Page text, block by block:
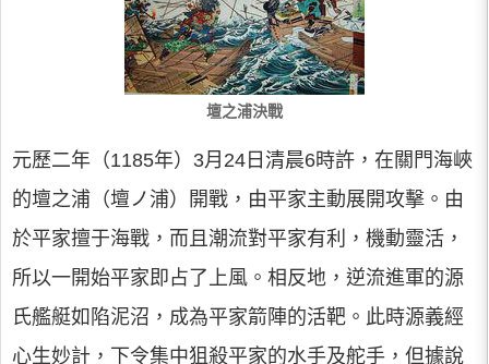
壇之浦決戰
元歷二年（1185年）3月24日清晨6時許，在關門海峽
的壇之浦（壇ノ浦）開戰，由平家主動展開攻擊。由
於平家擅于海戰，而且潮流對平家有利，機動靈活，
所以一開始平家即占了上風。相反地，逆流進軍的源
氏艦艇如陷泥沼，成為平家箭陣的活靶。此時源義經
心生妙計，下令集中狙殺平家的水手及舵手，但據說